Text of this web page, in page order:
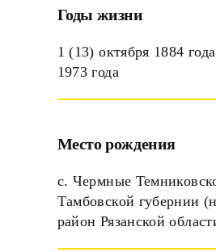
Годы жизни
1 (13) октября 1884
1973 года
Место рождения
с. Чермные
Тамбовской губернии
район Рязанской